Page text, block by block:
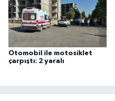
Otomobil ile motosiklet
çarpıştı: 2 yaralı